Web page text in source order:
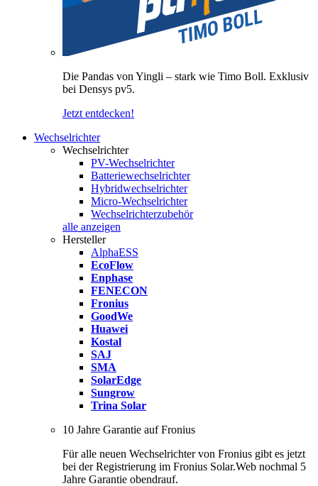
Die Pandas von Yingli – stark wie Timo Boll. Exklusiv
bei Densys pv5.
Jetzt entdecken!
Wechselrichter
Wechselrichter
PV-Wechselrichter
Batteriewechselrichter
Hybridwechselrichter
Micro-Wechselrichter
Wechselrichterzubehör
alle anzeigen
Hersteller
AlphaESS
EcoFlow
Enphase
FENECON
Fronius
GoodWe
Huawei
Kostal
SAJ
SMA
SolarEdge
Sungrow
Trina Solar
10 Jahre Garantie auf Fronius
Für alle neuen Wechselrichter von Fronius gibt es jetzt
bei der Registrierung im Fronius Solar.Web nochmal 5
Jahre Garantie obendrauf.